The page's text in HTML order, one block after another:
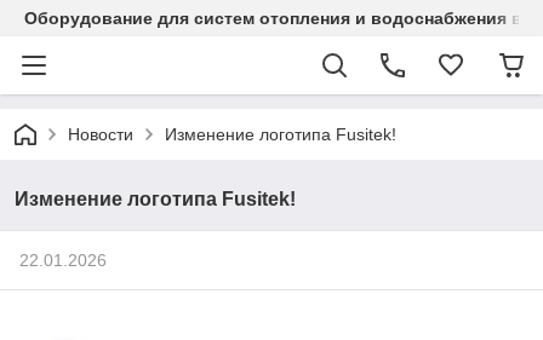
Оборудование для систем отопления и водоснабжения в
Новости Изменение логотипа Fusitek!
Изменение логотипа Fusitek!
22.01.2026